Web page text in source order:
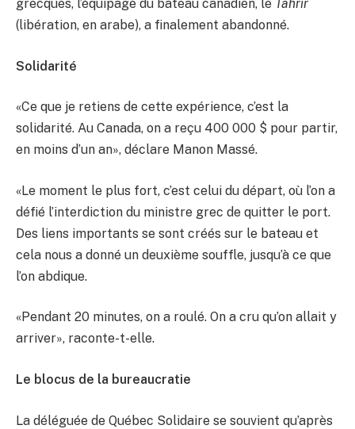
grecques, l’équipage du bateau canadien, le Tahrir
(libération, en arabe), a finalement abandonné.
Solidarité
«Ce que je retiens de cette expérience, c’est la
solidarité. Au Canada, on a reçu 400 000 $ pour partir,
en moins d’un an», déclare Manon Massé.
«Le moment le plus fort, c’est celui du départ, où l’on a
défié l’interdiction du ministre grec de quitter le port.
Des liens importants se sont créés sur le bateau et
cela nous a donné un deuxième souffle, jusqu’à ce que
l’on abdique.
«Pendant 20 minutes, on a roulé. On a cru qu’on allait y
arriver», raconte-t-elle.
Le blocus de la bureaucratie
La déléguée de Québec Solidaire se souvient qu’après